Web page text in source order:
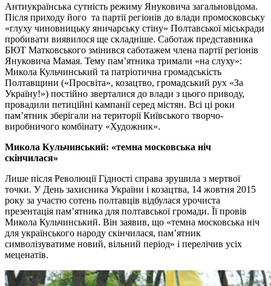
Антиукраїнська сутність режиму Януковича загальновідома.
Після приходу його та партії регіонів до влади промосковську
«глуху чиновницьку яничарську стіну» Полтавської міськради
пробивати виявилося ще складніше. Саботаж представника
БЮТ Матковського змінився саботажем члена партії регіонів
Януковича Мамая. Тему пам’ятника тримали «на слуху»:
Микола Кульчинський та патріотична громадськість
Полтавщини («Просвіта», козацтво, громадський рух «За
Україну!») постійно зверталися до влади з цього приводу,
провадили петиційні кампанії серед містян. Всі ці роки
пам’ятник зберігали на території Київського творчо-
виробничого комбінату «Художник».
Микола Кульчинський: «темна московська ніч
скінчилася»
Лише після Революції Гідності справа зрушила з мертвої
точки. У День захисника України і козацтва, 14 жовтня 2015
року за участю сотень полтавців відбулася урочиста
презентація пам’ятника для полтавської громади. Її провів
Микола Кульчинський. Він заявив, що «темна московська ніч
для українського народу скінчилася, пам’ятник
символізуватиме новий, вільний період» і перелічив усіх
меценатів.